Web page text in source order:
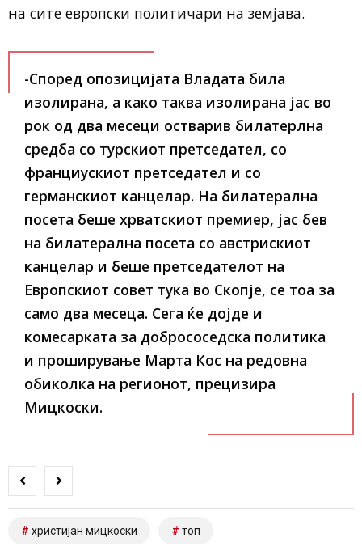
на сите европски политичари на земјава.
-Според опозицијата Владата била
изолирана, а како таква изолирана јас во
рок од два месеци остварив билатерлна
средба со турскиот претседател, со
франциускиот претседател и со
германскиот канцелар. На билатерална
посета беше хрватскиот премиер, јас бев
на билатерална посета со австрискиот
канцелар и беше претседателот на
Европскиот совет тука во Скопје, се тоа за
само два месеца. Сега ќе дојде и
комесарката за добрососедска политика
и проширување Марта Кос на редовна
обиколка на регионот, прецизира
Мицкоски.
христијан мицкоски топ